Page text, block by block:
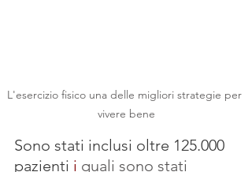
L'esercizio fisico una delle migliori strategie per
vivere bene
Sono stati inclusi oltre 125.000
pazienti i quali sono stati